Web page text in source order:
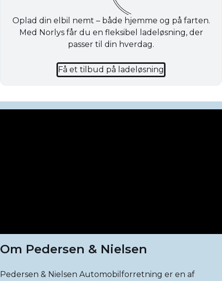
Oplad din elbil nemt – både hjemme og på farten.
Med Norlys får du en fleksibel ladeløsning, der
passer til din hverdag.
Få et tilbud på ladeløsning
Om Pedersen & Nielsen
Pedersen & Nielsen Automobilforretning er en af